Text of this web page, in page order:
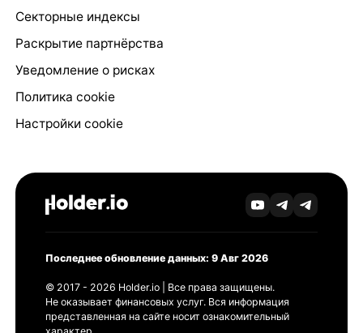
Секторные индексы
Раскрытие партнёрства
Уведомление о рисках
Политика cookie
Настройки cookie
Последнее обновление данных: 9 Авг 2026
© 2017 - 2026 Holder.io | Все права защищены.
Не оказывает финансовых услуг. Вся информация
представленная на сайте носит ознакомительный